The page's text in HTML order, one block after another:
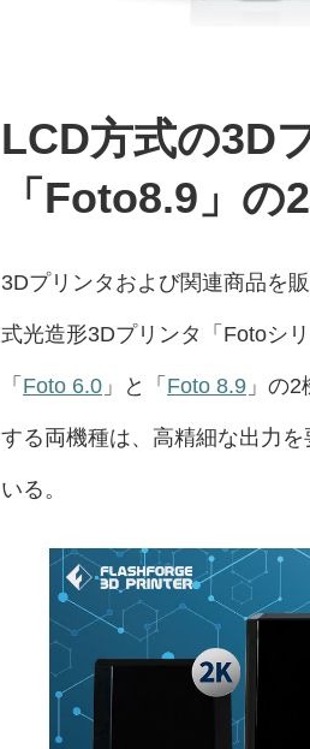
LCD方式の3D
「Foto8.9」
3Dプリンタおよび関連商品を
式光造形3Dプリンタ「Fotoシ
「 Foto 6.0 」と「 Foto 8.9 」の
する両機種は、高精細な出力
いる。